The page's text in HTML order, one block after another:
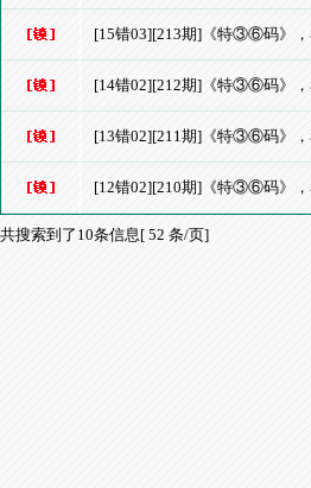
[15错03][213期]《特③⑥码》，
[14错02][212期]《特③⑥码》，
[13错02][211期]《特③⑥码》，
[12错02][210期]《特③⑥码》，
共搜索到了10条信息[ 52 条/页]